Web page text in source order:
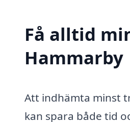
Få alltid
Hammarby
Att indhämta minst
kan spara både tid